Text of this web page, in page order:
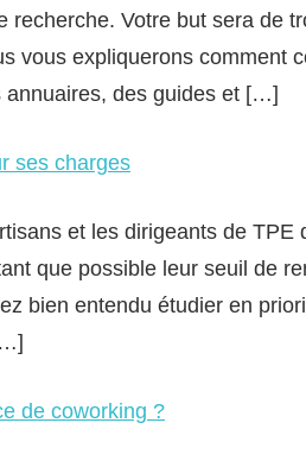
Votre but sera de
vous expliquerons comment
annuaires, des guides et […]
ses charges
et les dirigeants de TPE
que possible leur seuil de
bien entendu étudier en
de coworking ?